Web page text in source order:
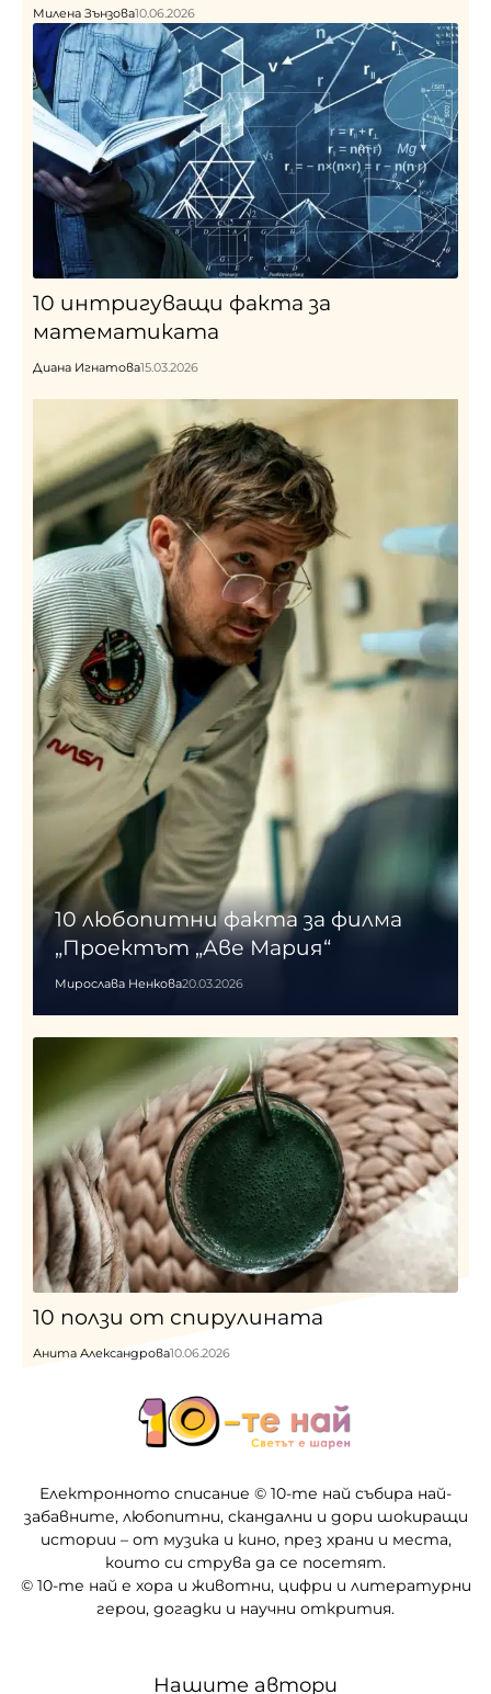
Милена Зънзова10.06.2026
10 интригуващи факта за
математиката
Диана Игнатова15.03.2026
10 любопитни факта за филма
„Проектът „Аве Мария“
Мирослава Ненкова20.03.2026
10 ползи от спирулината
Анита Александрова10.06.2026
Електронното списание © 10-те най събира най-
забавните, любопитни, скандални и дори шокиращи
истории – от музика и кино, през храни и места,
които си струва да се посетят.
© 10-те най е хора и животни, цифри и литературни
герои, догадки и научни открития.
Нашите автори